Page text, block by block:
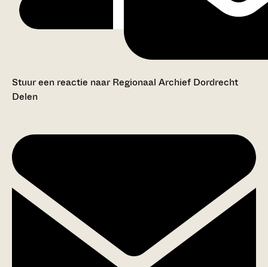
Stuur een reactie naar Regionaal Archief Dordrecht
Delen